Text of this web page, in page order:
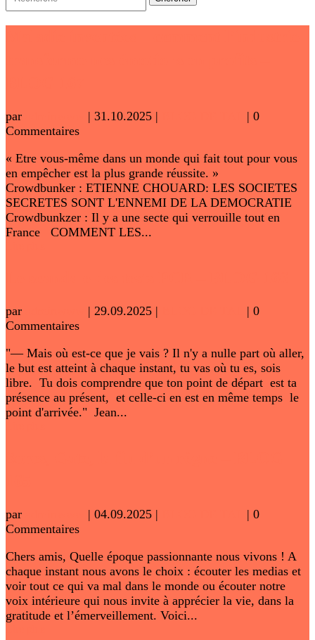
par | 31.10.2025 |
| 0
Commentaires
« Etre vous-même dans un monde qui fait tout pour vous
en empêcher est la plus grande réussite. »
Crowdbunker : ETIENNE CHOUARD: LES SOCIETES
SECRETES SONT L'ENNEMI DE LA DEMOCRATIE
Crowdbunkzer : Il y a une secte qui verrouille tout en
France COMMENT LES...
par | 29.09.2025 |
| 0
Commentaires
"— Mais où est-ce que je vais ? Il n'y a nulle part où aller,
le but est atteint à chaque instant, tu vas où tu es, sois
libre. Tu dois comprendre que ton point de départ est ta
présence au présent, et celle-ci en est en même temps le
point d'arrivée." Jean...
par | 04.09.2025 |
| 0
Commentaires
Chers amis, Quelle époque passionnante nous vivons ! A
chaque instant nous avons le choix : écouter les medias et
voir tout ce qui va mal dans le monde ou écouter notre
voix intérieure qui nous invite à apprécier la vie, dans la
gratitude et l’émerveillement. Voici...